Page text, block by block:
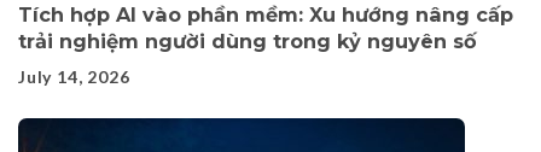
Tích hợp AI vào phần mềm: Xu hướng nâng cấp
trải nghiệm người dùng trong kỷ nguyên số
July 14, 2026